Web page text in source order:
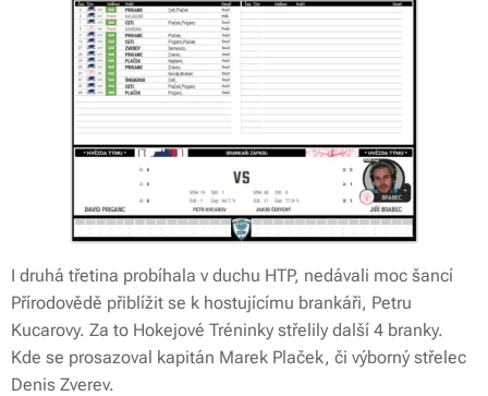
I druhá třetina probíhala v duchu HTP, nedávali moc šancí
Přírodovědě přiblížit se k hostujícímu brankáři, Petru
Kucarovy. Za to Hokejové Tréninky střelily další 4 branky.
Kde se prosazoval kapitán Marek Plaček, či výborný střelec
Denis Zverev.